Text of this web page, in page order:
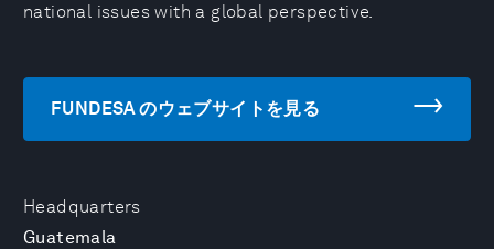
Headquarters
Guatemala
national issues with a global perspective.
FUNDESA のウェブサイトを見る